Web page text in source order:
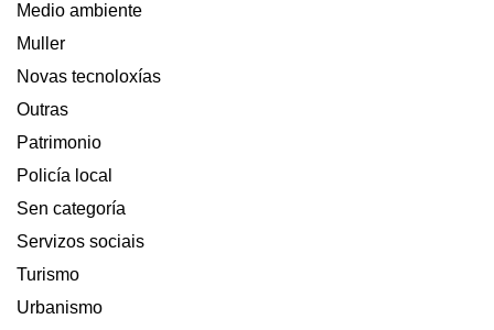
Medio ambiente
Muller
Novas tecnoloxías
Outras
Patrimonio
Policía local
Sen categoría
Servizos sociais
Turismo
Urbanismo